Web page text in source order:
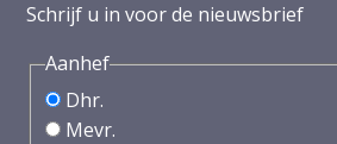
Schrijf u in voor de nieuwsbrief
Aanhef
Dhr.
Mevr.